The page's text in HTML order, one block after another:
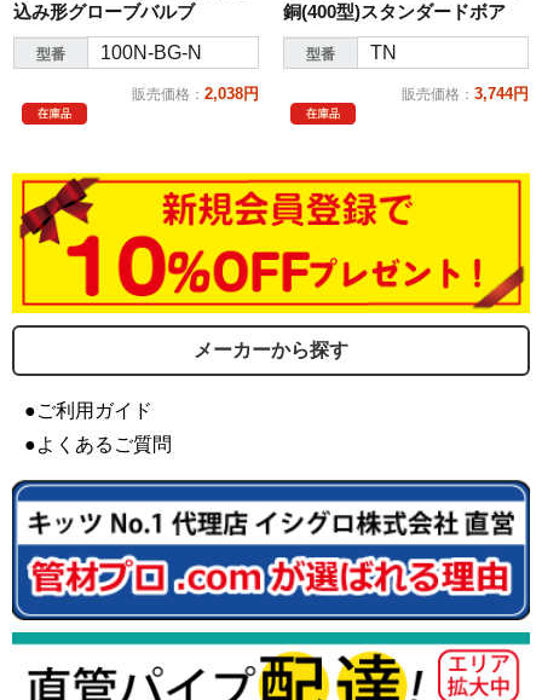
込み形グローブバルブ
型番 100N-BG-N
販売価格 ： 2,038円
銅(400型)スタンダードボア
型番 TN
販売価格 ： 3,744円
メーカーから探す
●ご利用ガイド
●よくあるご質問